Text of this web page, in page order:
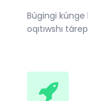
Búgingi kúnge
oqıtıwshı